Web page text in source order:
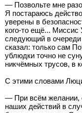
— Позвольте мне
Я постараюсь
уверены в
кого-то ещё... Миссис
следующий в
сказал: только сам
ублюдки точно не
никчёмных трусов, в
С этими словами
— При всём желании,
наших действий в